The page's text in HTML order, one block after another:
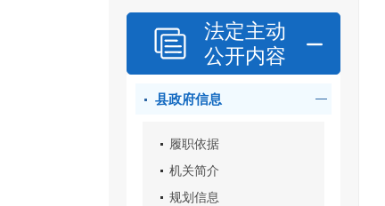
法定主动
公开内容
县政府信息
履职依据
机关简介
规划信息